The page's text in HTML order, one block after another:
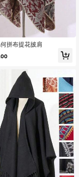
拼布提花披肩
.00